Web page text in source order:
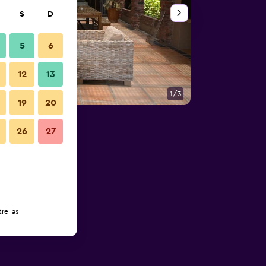
1/3
S D
5 6
12 13
19 20
26 27